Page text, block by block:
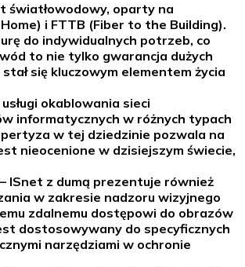
oparty na
i FTTB (Fiber to the Building).
do indywidualnych potrzeb, co
to nie tylko gwarancja dużych
się kluczowym elementem życia
okablowania sieci
informatycznych w różnych typach
w tej dziedzinie pozwala na
nieocenione w dzisiejszym świecie,
ISnet z dumą prezentuje również
w zakresie nadzoru wizyjnego
zdalnemu dostępowi do obrazów
dostosowywany do specyficznych
narzędziami w ochronie